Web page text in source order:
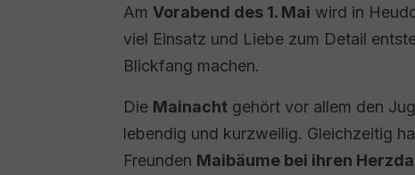
Am Vorabend des 1. Mai wird in
viel Einsatz und Liebe zum Detail
Blickfang machen.
Die Mainacht gehört vor allem den
lebendig und kurzweilig. Gleichzeitig
Freunden Maibäume bei ihren